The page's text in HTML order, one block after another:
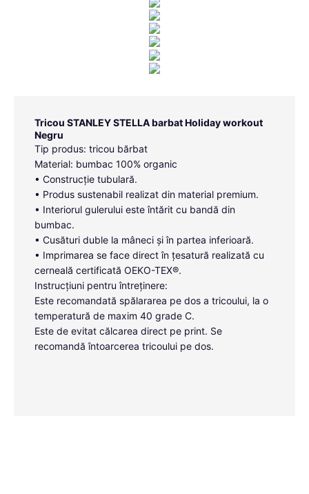
Tricou STANLEY STELLA barbat Holiday workout
Negru
Tip produs: tricou bărbat
Material: bumbac 100% organic
• Construcție tubulară.
• Produs sustenabil realizat din material premium.
• Interiorul gulerului este întărit cu bandă din
bumbac.
• Cusături duble la mâneci și în partea inferioară.
• Imprimarea se face direct în țesatură realizată cu
cerneală certificată OEKO-TEX®.
Instrucțiuni pentru întreținere:
Este recomandată spălararea pe dos a tricoului, la o
temperatură de maxim 40 grade C.
Este de evitat călcarea direct pe print. Se
recomandă întoarcerea tricoului pe dos.